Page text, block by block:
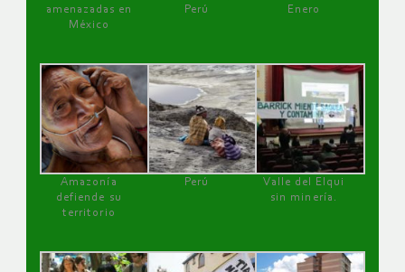
amenazadas en
México
Perú
Enero
Amazonía
defiende su
territorio
Perú
Valle del Elqui
sin minería.